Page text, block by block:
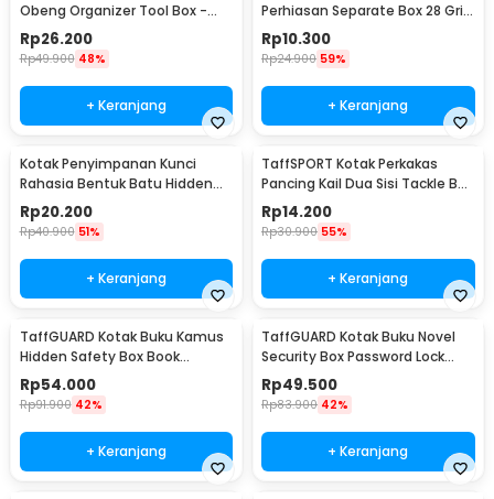
Obeng Organizer Tool Box -
Z20
Rp26.200
Rp49.900 48%
+ Keranjang
Perhiasan Separate Box 28 Grid
- SN-14
Rp10.300
Rp24.900 59%
+ Keranjang
Kotak Penyimpanan Kunci
Rahasia Bentuk Batu Hidden
Key Box - B0521
Rp20.200
Rp40.900 51%
+ Keranjang
TaffSPORT Kotak Perkakas
Pancing Kail Dua Sisi Tackle Box
14 Grid - LX01
Rp14.200
Rp30.900 55%
+ Keranjang
TaffGUARD Kotak Buku Kamus
Hidden Safety Box Book
Password Lock Size S - KB-10P
Rp54.000
Rp91.900 42%
+ Keranjang
TaffGUARD Kotak Buku Novel
Security Box Password Lock
Size S - KB-20P
Rp49.500
Rp83.900 42%
+ Keranjang